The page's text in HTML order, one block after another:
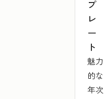
プ
レ
ー
ト
魅力
的な
年次